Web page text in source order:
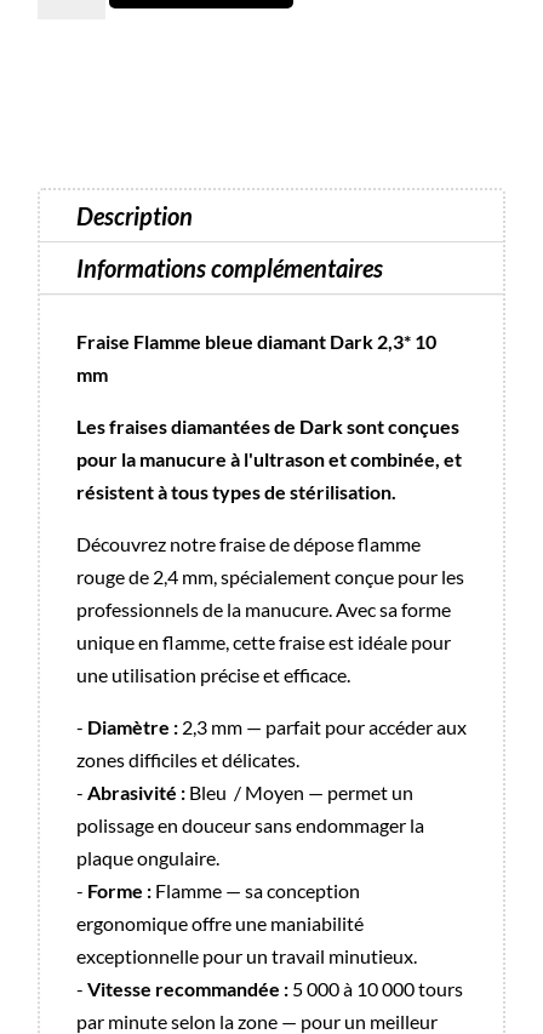
Description
Informations complémentaires
Fraise Flamme bleue diamant Dark 2,3* 10
mm
Les fraises diamantées de Dark sont conçues
pour la manucure à l'ultrason et combinée, et
résistent à tous types de stérilisation.
Découvrez notre fraise de dépose flamme
rouge de 2,4 mm, spécialement conçue pour les
professionnels de la manucure. Avec sa forme
unique en flamme, cette fraise est idéale pour
une utilisation précise et efficace.
- Diamètre : 2,3 mm — parfait pour accéder aux
zones difficiles et délicates.
- Abrasivité : Bleu / Moyen — permet un
polissage en douceur sans endommager la
plaque ongulaire.
- Forme : Flamme — sa conception
ergonomique offre une maniabilité
exceptionnelle pour un travail minutieux.
- Vitesse recommandée : 5 000 à 10 000 tours
par minute selon la zone — pour un meilleur